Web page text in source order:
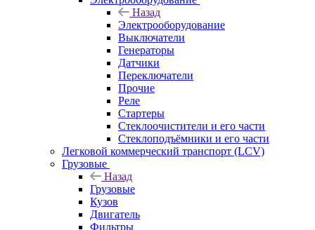
Назад
Электрооборудование
Выключатели
Генераторы
Датчики
Переключатели
Прочие
Реле
Стартеры
Стеклоочистители и его части
Стеклоподъёмники и его части
Легковой коммерческий транспорт (LCV)
Грузовые
Назад
Грузовые
Кузов
Двигатель
Фильтры